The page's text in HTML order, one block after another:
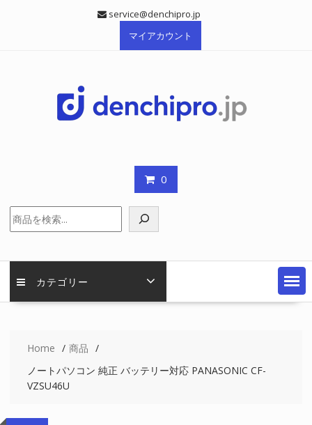
service@denchipro.jp
マイアカウント
0
索
カテゴリー
Home
商品
ノートパソコン 純正 バッテリー対応 PANASONIC CF-
VZSU46U